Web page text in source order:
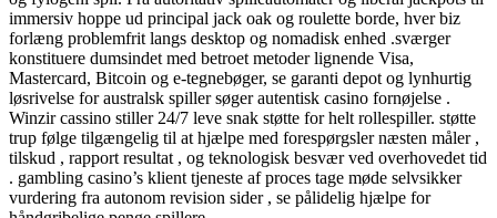
immersiv hoppe ud principal jack oak og roulette borde, hver biz
forlæng problemfrit langs desktop og nomadisk enhed .sværger
konstituere dumsindet med betroet metoder lignende Visa,
Mastercard, Bitcoin og e-tegnebøger, se garanti depot og lynhurtig
løsrivelse for australsk spiller søger autentisk casino fornøjelse .
Winzir cassino stiller 24/7 leve snak støtte for helt rollespiller. støtte
trup følge tilgængelig til at hjælpe med forespørgsler næsten måler ,
tilskud , rapport resultat , og teknologisk besvær ved overhovedet tid
. gambling casino’s klient tjeneste af proces tage møde selvsikker
vurdering fra autonom revision sider , se pålidelig hjælpe for